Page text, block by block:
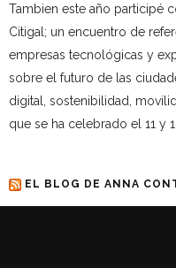
Tambien este año participé
Citigal; un encuentro de
empresas tecnológicas y
sobre el futuro de las
digital, sostenibilidad,
que se ha celebrado el 11 y
EL BLOG DE ANNA